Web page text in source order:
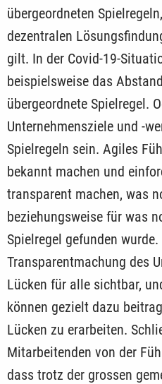
übergeordneten
dezentralen
gilt. In der Covid-19-
beispielsweise das
übergeordnete Spiel­regel.
Unternehmensziele und -
Spielregeln sein. Agiles
bekannt machen und
transparent machen, was
beziehungsweise für was
Spielregel gefunden
Transparentmachung des
Lücken für alle sichtbar,
können gezielt dazu
Lücken zu erarbeiten.
Mitarbeitenden von der
dass trotz der grossen